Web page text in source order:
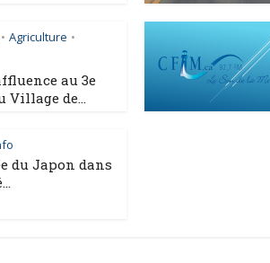
• Agriculture •
au 3e
Village de...
du Japon dans